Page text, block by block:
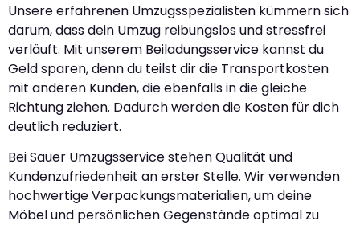
Unsere erfahrenen Umzugsspezialisten kümmern sich
darum, dass dein Umzug reibungslos und stressfrei
verläuft. Mit unserem Beiladungsservice kannst du
Geld sparen, denn du teilst dir die Transportkosten
mit anderen Kunden, die ebenfalls in die gleiche
Richtung ziehen. Dadurch werden die Kosten für dich
deutlich reduziert.
Bei Sauer Umzugsservice stehen Qualität und
Kundenzufriedenheit an erster Stelle. Wir verwenden
hochwertige Verpackungsmaterialien, um deine
Möbel und persönlichen Gegenstände optimal zu